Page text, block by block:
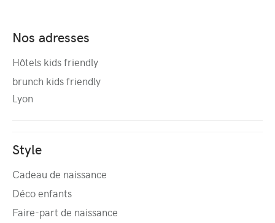
Nos adresses
Hôtels kids friendly
brunch kids friendly
Lyon
Style
Cadeau de naissance
Déco enfants
Faire-part de naissance